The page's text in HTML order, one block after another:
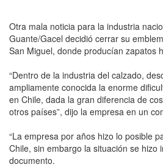
Otra mala noticia para la industria
Guante/Gacel decidió cerrar su
San Miguel, donde producían zapatos
“Dentro de la industria del calzado,
ampliamente conocida la enorme
en Chile, dada la gran diferencia de
otros países”, dijo la empresa en un
“La empresa por años hizo lo posible
Chile, sin embargo la situación se hizo
documento.